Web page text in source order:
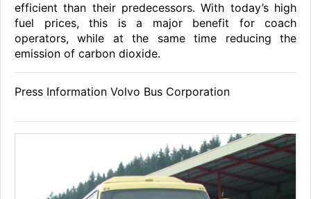
efficient than their predecessors. With today’s high
fuel prices, this is a major benefit for coach
operators, while at the same time reducing the
emission of carbon dioxide.
Press Information Volvo Bus Corporation